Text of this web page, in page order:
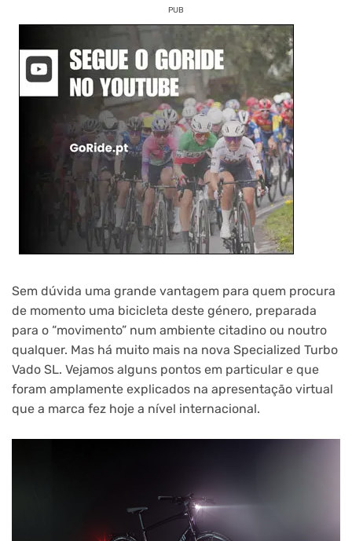
PUB
Sem dúvida uma grande vantagem para quem procura
de momento uma bicicleta deste género, preparada
para o “movimento” num ambiente citadino ou noutro
qualquer. Mas há muito mais na nova Specialized Turbo
Vado SL. Vejamos alguns pontos em particular e que
foram amplamente explicados na apresentação virtual
que a marca fez hoje a nível internacional.